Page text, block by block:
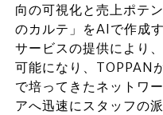
向の可視化と売上ポテ
のカルテ」をAIで作成す
サービスの提供により
可能になり、TOPPAN
で培ってきたネットワ
アへ迅速にスタッフの派